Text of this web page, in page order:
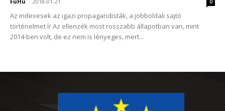
0
Az indexesek az igazi propagandisták, a jobboldali sajtó
történelmet ír Az ellenzék most rosszabb állapotban van, mint
2014-ben volt, de ez nem is lényeges, mert...